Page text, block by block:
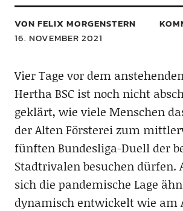
VON FELIX MORGENSTERN
16. NOVEMBER 2021
Vier Tage vor dem
Hertha BSC ist noch nicht
geklärt, wie viele Menschen
der Alten Försterei zum
fünften Bundesliga-Duell der
Stadtrivalen besuchen dürfen.
sich die pandemische Lage
dynamisch entwickelt wie am